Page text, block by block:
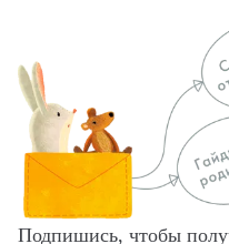
Подпишись, чтобы